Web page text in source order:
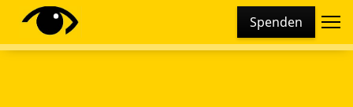
Spenden
Diese Webseite setzt verschiedene Cookies und
Tracking-Tools ein. Dies beinhaltet Cookies und